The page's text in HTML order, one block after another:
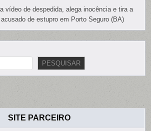
vídeo de despedida, alega inocência e tira a
de estupro em Porto Seguro (BA)
PESQUISAR
SITE PARCEIRO